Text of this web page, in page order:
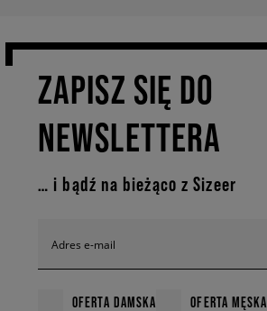
ZAPISZ SIĘ DO
NEWSLETTERA
… i bądź na bieżąco z Sizeer
Adres e-mail
OFERTA DAMSKA OFERTA MĘSKA